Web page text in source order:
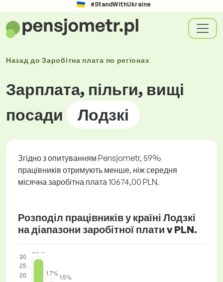
#StandWithUkraine
Назад доЗаробітна плата по регіонах
Зарплата, пільги, вищі
посади
Лодзкі
Згідно з опитуванням Pensjometr, 59%
працівників отримують менше, ніж середня
місячна заробітна плата 10674,00 PLN.
Розподіл працівників у країні Лодзкі
на діапазони заробітної плати v PLN.